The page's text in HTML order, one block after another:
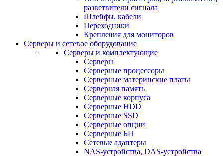
разветвители сигнала
Шлейфы, кабели
Переходники
Крепления для мониторов
Серверы и сетевое оборудование
Серверы и комплектующие
Серверы
Серверные процессоры
Серверные материнские платы
Серверная память
Серверные корпуса
Серверные HDD
Серверные SSD
Серверные опции
Серверные БП
Сетевые адаптеры
NAS-устройства, DAS-устройства